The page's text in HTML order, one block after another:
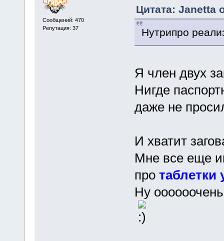
Сообщений: 470
Репутация: 37
Цитата: Janetta
Нутрипро
Я член двух
Нигде
даже не
И хватит
Мне все еще
про таблетки
Ну